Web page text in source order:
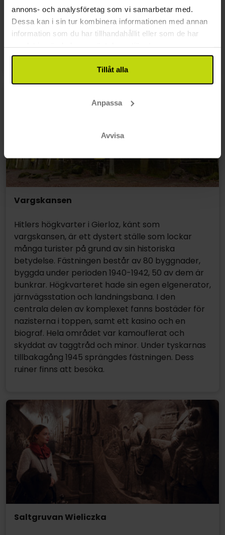
annons- och analysföretag som vi samarbetar med.
Dessa kan i sin tur kombinera informationen med annan
information som du har tillhandahållit eller som de har
Tillåt alla
Anpassa
Avvisa
och donerades till Sjöfartsmuseet. Här finns en
permanent utställning om hur porten fungerade
mellan 1500- och 1700-talen, en klar vinnare för
alla åldersgrupper, oavsett om man är på
sommarsemester eller weekendresa i Gdansk.
Vargskansen
Hitlers högkvarter i Gierloz, känt som
vargskansen, är ett dystert ställe som lockar
många turister på grund av sin historiska
betydelse. Fästningen består av 80 byggnader,
byggda under perioden 1940-1942, 50 av dem är
bunkrar. Högkvarteret hade sin egen elgenerator,
järnvägsstation och landningsbana. I den
centrala delen av komplexet fanns bostäder för
nazisterna i toppen, samt ett kasino och en
biograf. Hela området var kamouflerat och
skyddat av taggtråd och minor. Under tyskarnas
tillbakagång 1945 sprängdes fästningen. Dess
ruiner finns att besöka.
Saltgruvan Wieliczka